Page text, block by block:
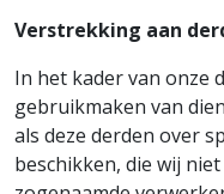
Verstrekking aan
In het kader van onze
gebruikmaken van
als deze derden over
beschikken, die wij